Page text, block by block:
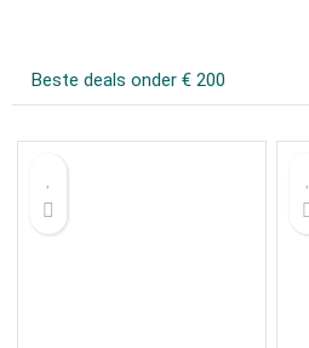
Beste deals onder € 200